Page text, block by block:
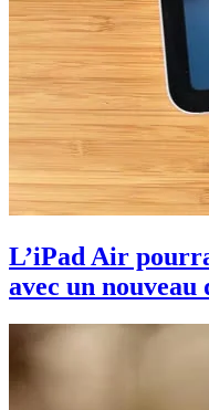
L’iPad Air
avec un nouveau